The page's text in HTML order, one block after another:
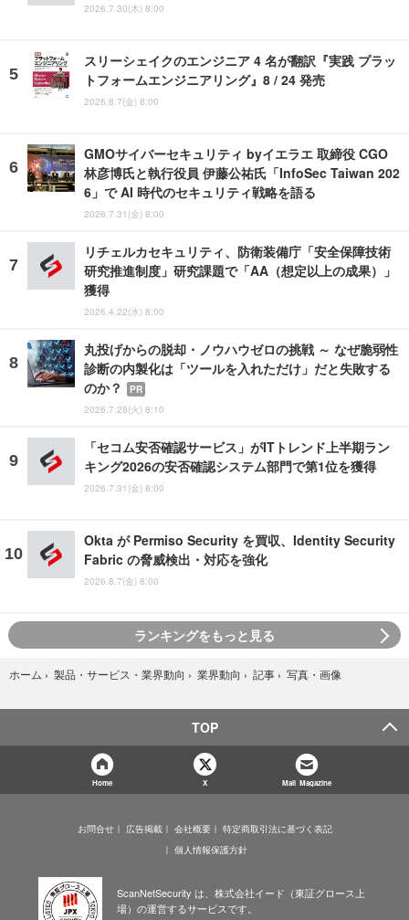
2026.7.30(木) 8:00
スリーシェイクのエンジニア 4 名が翻訳『実践 プラッ
トフォームエンジニアリング』8 / 24 発売
2026.8.7(金) 8:00
GMOサイバーセキュリティ byイエラエ 取締役 CGO
林彦博氏と執行役員 伊藤公祐氏「InfoSec Taiwan 202
6」で AI 時代のセキュリティ戦略を語る
2026.7.31(金) 8:00
リチェルカセキュリティ、防衛装備庁「安全保障技術
研究推進制度」研究課題で「AA（想定以上の成果）」
獲得
2026.4.22(水) 8:00
丸投げからの脱却・ノウハウゼロの挑戦 ～ なぜ脆弱性
診断の内製化は「ツールを入れただけ」だと失敗する
のか？
PR
2026.7.28(火) 8:10
「セコム安否確認サービス」がITトレンド上半期ラン
キング2026の安否確認システム部門で第1位を獲得
2026.7.31(金) 8:00
Okta が Permiso Security を買収、Identity Security
Fabric の脅威検出・対応を強化
2026.8.7(金) 8:00
ランキングをもっと見る
ホーム › 製品・サービス・業界動向 › 業界動向 › 記事 › 写真・画像
TOP
Home X Mail Magazine
お問合せ 広告掲載 会社概要
特定商取引法に基づく表記
個人情報保護方針
ScanNetSecurity は、株式会社イード（東証グロース上
場）の運営するサービスです。